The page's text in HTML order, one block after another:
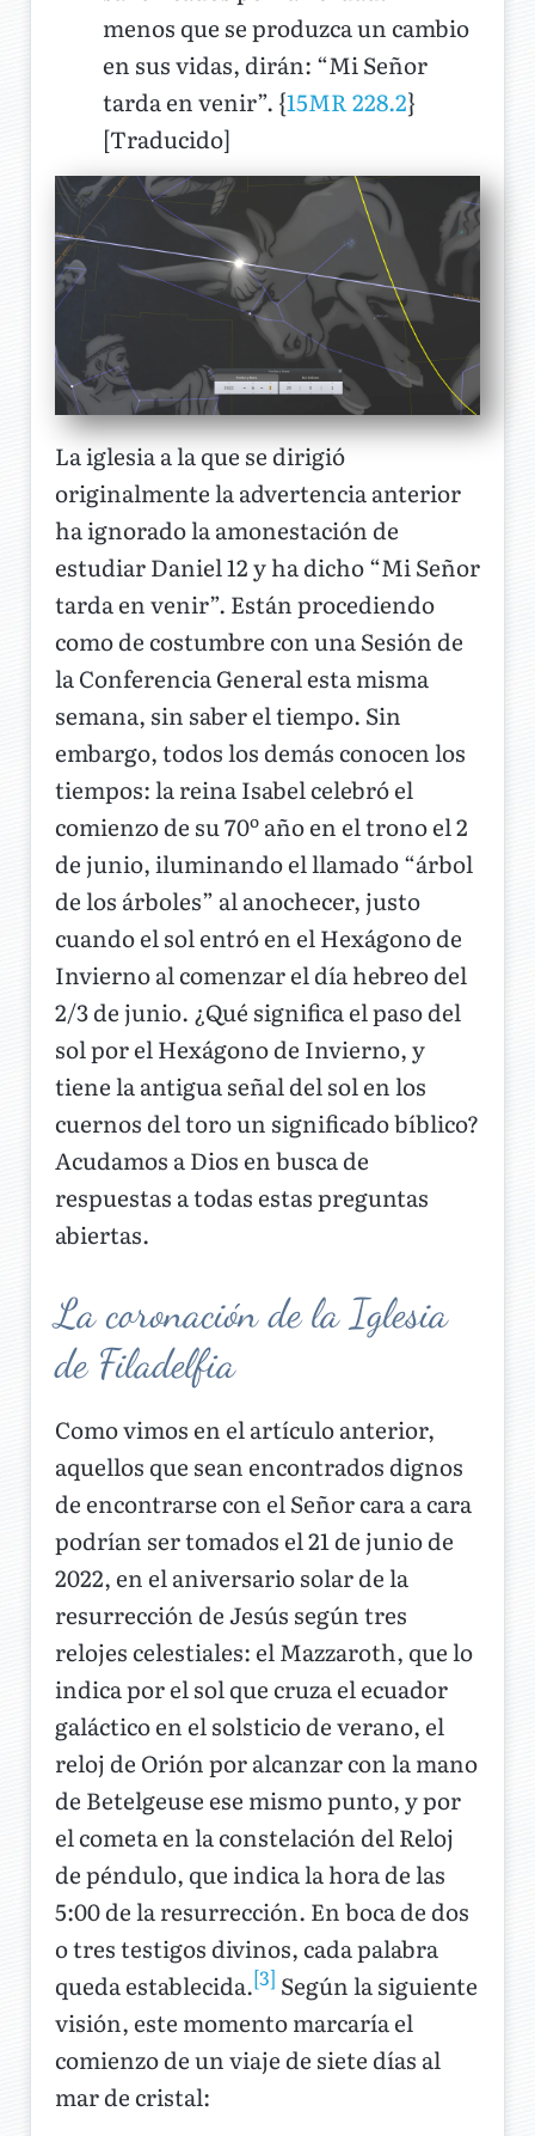
menos que se produzca un cambio
en sus vidas, dirán: “Mi Señor
tarda en venir”. {15MR 228.2}
[Traducido]
La iglesia a la que se dirigió
originalmente la advertencia anterior
ha ignorado la amonestación de
estudiar Daniel 12 y ha dicho “Mi Señor
tarda en venir”. Están procediendo
como de costumbre con una Sesión de
la Conferencia General esta misma
semana, sin saber el tiempo. Sin
embargo, todos los demás conocen los
tiempos: la reina Isabel celebró el
comienzo de su 70º año en el trono el 2
de junio, iluminando el llamado “árbol
de los árboles” al anochecer, justo
cuando el sol entró en el Hexágono de
Invierno al comenzar el día hebreo del
2/3 de junio. ¿Qué significa el paso del
sol por el Hexágono de Invierno, y
tiene la antigua señal del sol en los
cuernos del toro un significado bíblico?
Acudamos a Dios en busca de
respuestas a todas estas preguntas
abiertas.
La coronación de la Iglesia
de Filadelfia
Como vimos en el artículo anterior,
aquellos que sean encontrados dignos
de encontrarse con el Señor cara a cara
podrían ser tomados el 21 de junio de
2022, en el aniversario solar de la
resurrección de Jesús según tres
relojes celestiales: el Mazzaroth, que lo
indica por el sol que cruza el ecuador
galáctico en el solsticio de verano, el
reloj de Orión por alcanzar con la mano
de Betelgeuse ese mismo punto, y por
el cometa en la constelación del Reloj
de péndulo, que indica la hora de las
5:00 de la resurrección. En boca de dos
o tres testigos divinos, cada palabra
queda establecida.[3] Según la siguiente
visión, este momento marcaría el
comienzo de un viaje de siete días al
mar de cristal: